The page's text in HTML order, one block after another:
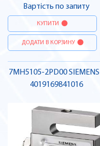
Вартість по запиту
КУПИТИ
ДОДАТИ В КОРЗИНУ
7MH5105-2PD00 SIEMENS |
4019169841016